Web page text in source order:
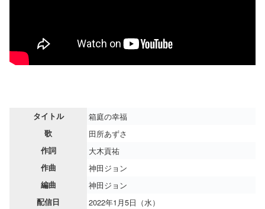
タイトル 箱庭の幸福
歌 田所あずさ
作詞 大木貢祐
作曲 神田ジョン
編曲 神田ジョン
配信日 2022年1月5日（水）